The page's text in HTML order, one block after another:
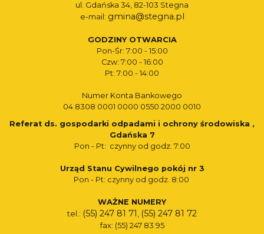
ul. Gdańska 34, 82-103 Stegna
e-mail: gmina@stegna.pl
GODZINY OTWARCIA
Pon-Śr: 7:00 - 15:00
Czw: 7:00 - 16:00
Pt: 7:00 - 14:00
Numer Konta Bankowego
04 8308 0001 0000 0550 2000 0010
Referat ds. gospodarki odpadami i ochrony środowiska ,
Gdańska 7
Pon - Pt: czynny od godz. 7:00
Urząd Stanu Cywilnego pokój nr 3
Pon - Pt: czynny od godz. 8:00
WAŻNE NUMERY
tel.: (55) 247 81 71 , (55) 247 81 72
fax: (55) 247 83 95